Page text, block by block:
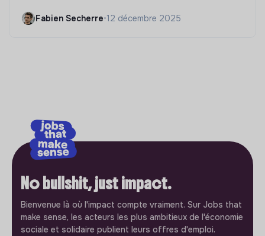
Fabien Secherre•12 décembre 2025
No bullshit, just impact.
Bienvenue là où l'impact compte vraiment. Sur Jobs that
make sense, les acteurs les plus ambitieux de l'économie
sociale et solidaire publient leurs offres d'emploi.